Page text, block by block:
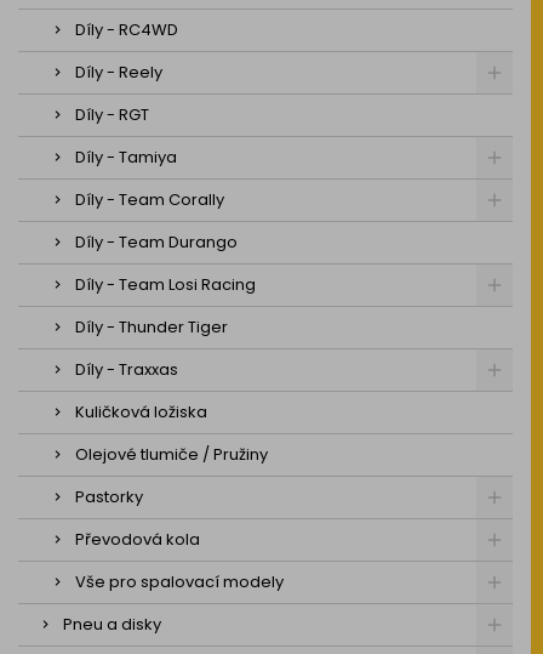
Díly - RC4WD
Díly - Reely
Díly - RGT
Díly - Tamiya
Díly - Team Corally
Díly - Team Durango
Díly - Team Losi Racing
Díly - Thunder Tiger
Díly - Traxxas
Kuličková ložiska
Olejové tlumiče / Pružiny
Pastorky
Převodová kola
Vše pro spalovací modely
Pneu a disky